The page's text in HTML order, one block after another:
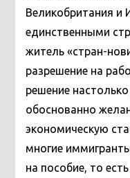
Великобритания и
единственными
житель «стран-
разрешение на
решение
обоснованно
экономическую
многие
на пособие, то